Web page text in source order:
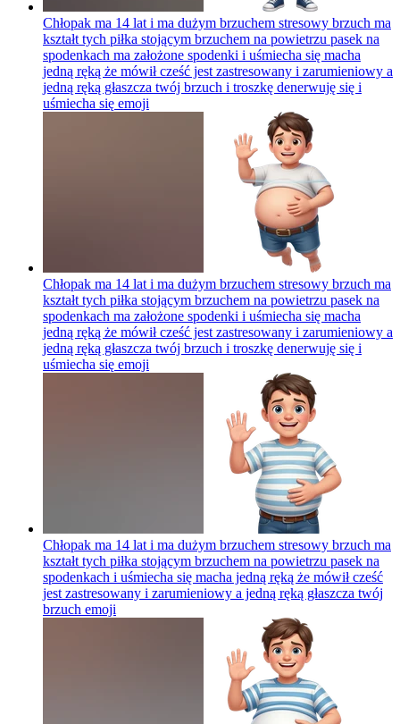
Chłopak ma 14 lat i ma dużym brzuchem stresowy brzuch ma
kształt tych piłka stojącym brzuchem na powietrzu pasek na
spodenkach ma założone spodenki i uśmiecha się macha
jedną ręką że mówił cześć jest zastresowany i zarumieniowy a
jedną ręką głaszcza twój brzuch i troszkę denerwuję się i
uśmiecha się emoji
Chłopak ma 14 lat i ma dużym brzuchem stresowy brzuch ma
kształt tych piłka stojącym brzuchem na powietrzu pasek na
spodenkach ma założone spodenki i uśmiecha się macha
jedną ręką że mówił cześć jest zastresowany i zarumieniowy a
jedną ręką głaszcza twój brzuch i troszkę denerwuję się i
uśmiecha się emoji
Chłopak ma 14 lat i ma dużym brzuchem stresowy brzuch ma
kształt tych piłka stojącym brzuchem na powietrzu pasek na
spodenkach i uśmiecha się macha jedną ręką że mówił cześć
jest zastresowany i zarumieniowy a jedną ręką głaszcza twój
brzuch emoji